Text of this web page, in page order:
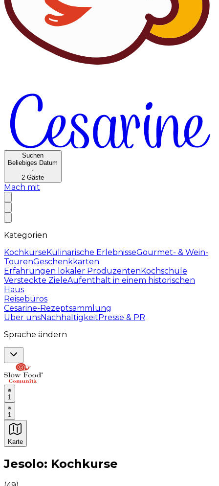
Suchen
Beliebiges Datum
·
2 Gäste
Mach mit
Kategorien
KochkurseKulinarische ErlebnisseGourmet- & Wein-
TourenGeschenkkarten
Erfahrungen lokaler ProduzentenKochschule
Versteckte ZieleAufenthalt in einem historischen
Haus
Reisebüros
Cesarine-Rezeptsammlung
Über unsNachhaltigkeitPresse & PR
Sprache ändern
1
1
Karte
Unvergessliche kulinarische Erlebnisse:
Jesolo: Kochkurse